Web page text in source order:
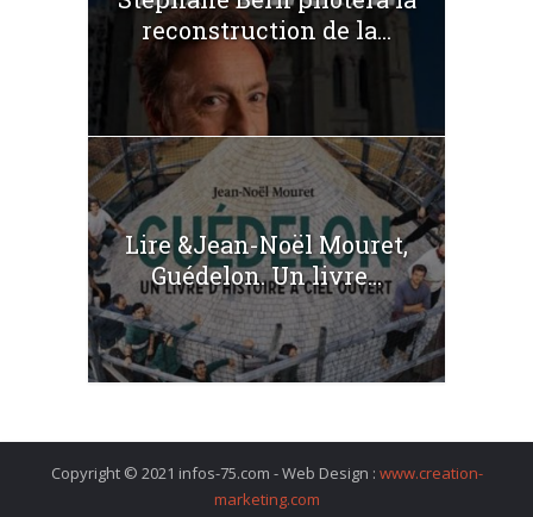
reconstruction de la...
Lire &Jean-Noël Mouret,
Guédelon. Un livre...
Copyright © 2021 infos-75.com - Web Design : www.creation-
marketing.com